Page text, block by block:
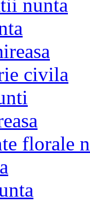
nunta
civila
florale